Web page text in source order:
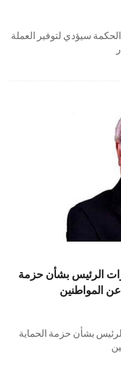
سيؤدي لتوفير العملة
الرئيس بشأن حزمة
عن المواطنين
بشأن حزمة الحماية